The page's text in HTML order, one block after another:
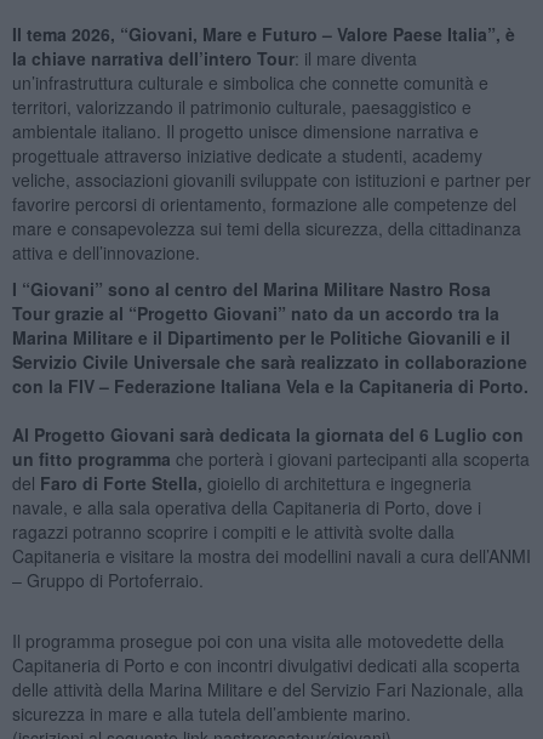
Il tema 2026, “Giovani, Mare e Futuro – Valore Paese Italia”, è
la chiave narrativa dell’intero Tour: il mare diventa
un’infrastruttura culturale e simbolica che connette comunità e
territori, valorizzando il patrimonio culturale, paesaggistico e
ambientale italiano. Il progetto unisce dimensione narrativa e
progettuale attraverso iniziative dedicate a studenti, academy
veliche, associazioni giovanili sviluppate con istituzioni e partner per
favorire percorsi di orientamento, formazione alle competenze del
mare e consapevolezza sui temi della sicurezza, della cittadinanza
attiva e dell’innovazione.
I “Giovani” sono al centro del Marina Militare Nastro Rosa
Tour grazie al “Progetto Giovani” nato da un accordo tra la
Marina Militare e il Dipartimento per le Politiche Giovanili e il
Servizio Civile Universale che sarà realizzato in collaborazione
con la FIV – Federazione Italiana Vela e la Capitaneria di Porto.
Al Progetto Giovani sarà dedicata la giornata del 6 Luglio con
un fitto programma che porterà i giovani partecipanti alla scoperta
del Faro di Forte Stella, gioiello di architettura e ingegneria
navale, e alla sala operativa della Capitaneria di Porto, dove i
ragazzi potranno scoprire i compiti e le attività svolte dalla
Capitaneria e visitare la mostra dei modellini navali a cura dell’ANMI
– Gruppo di Portoferraio.
Il programma prosegue poi con una visita alle motovedette della
Capitaneria di Porto e con incontri divulgativi dedicati alla scoperta
delle attività della Marina Militare e del Servizio Fari Nazionale, alla
sicurezza in mare e alla tutela dell’ambiente marino.